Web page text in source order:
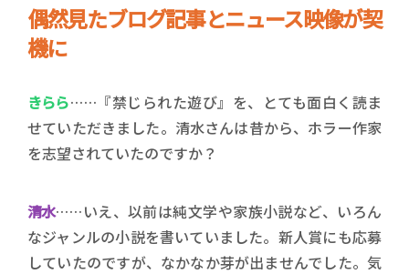
偶然見たブログ記事とニュース映像が契
機に
きらら……『禁じられた遊び』を、とても面白く読ま
せていただきました。清水さんは昔から、ホラー作家
を志望されていたのですか？
清水……いえ、以前は純文学や家族小説など、いろん
なジャンルの小説を書いていました。新人賞にも応募
していたのですが、なかなか芽が出ませんでした。気